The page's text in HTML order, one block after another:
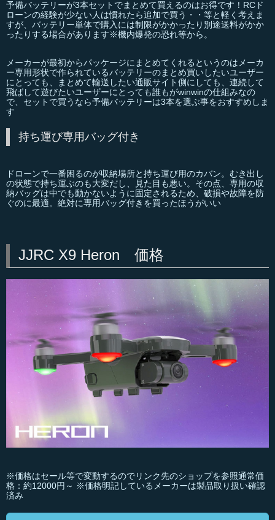
予備バッテリーが3本セットでまとめて買えるのはお得です！RCド
ローンの経験が少ない人は慣れたら追加で買う・・等と軽く考えま
すが、バッテリー単体で購入には制限がかかったり別途送料がかか
ったりする場合があります※機内爆発の恐れ等から。
メーカーが最初からパッケージにまとめてくれるというのはメーカ
ー専用形状で作られているバッテリーのまとめ買いしたいユーザー
にとっても、まとめて輸送したい通販サイト側にしても、連続して
飛ばして遊びたいユーザーにとっても誰もがwinwinの仕組みなの
で、セットで買うなら予備バッテリーは3本を選ぶ事をおすすめしま
す
持ち運び専用バッグ付き
ドローンで一番困るのが収納場所と持ち運び用のカバン。むき出し
の状態で持ち運ぶのも大変だし、見た目も悪い。その点、専用の収
納バッグは中でも動かないように固定されるため、破損や故障を防
ぐのに最適。絶対に専用バッグ付きを買ったほうがいい
JJRC X9 Heron 価格
※価格はセール等で変動するのでリンク先のショップを参照通常価
格：約12000円～ ※価格明記しているメーカーは製品取り扱い確認
済み